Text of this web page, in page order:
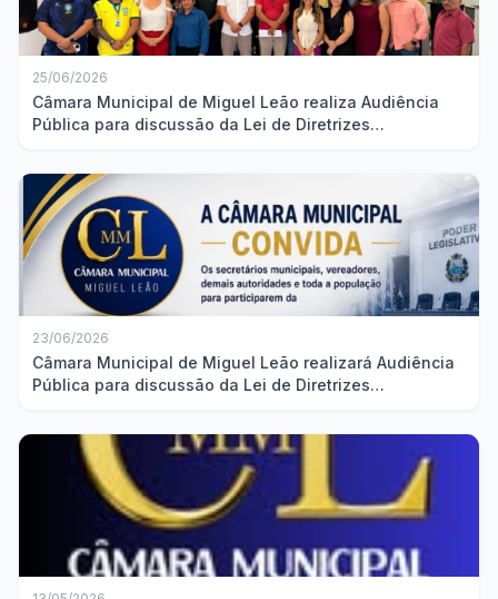
25/06/2026
Câmara Municipal de Miguel Leão realiza Audiência
Pública para discussão da Lei de Diretrizes
23/06/2026
Câmara Municipal de Miguel Leão realizará Audiência
Pública para discussão da Lei de Diretrizes